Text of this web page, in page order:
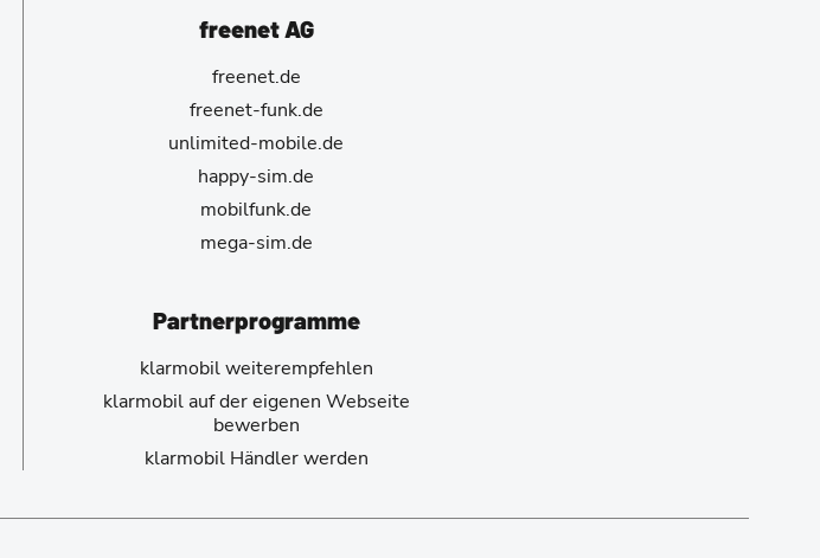
freenet AG
freenet.de
freenet-funk.de
unlimited-mobile.de
happy-sim.de
mobilfunk.de
mega-sim.de
Partnerprogramme
klarmobil weiterempfehlen
klarmobil auf der eigenen Webseite
bewerben
klarmobil Händler werden